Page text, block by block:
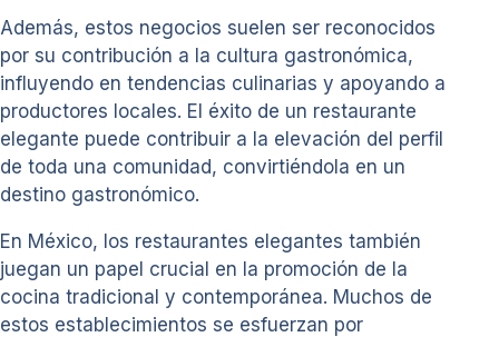
Además, estos negocios suelen ser reconocidos
por su contribución a la cultura gastronómica,
influyendo en tendencias culinarias y apoyando a
productores locales. El éxito de un restaurante
elegante puede contribuir a la elevación del perfil
de toda una comunidad, convirtiéndola en un
destino gastronómico.
En México, los restaurantes elegantes también
juegan un papel crucial en la promoción de la
cocina tradicional y contemporánea. Muchos de
estos establecimientos se esfuerzan por